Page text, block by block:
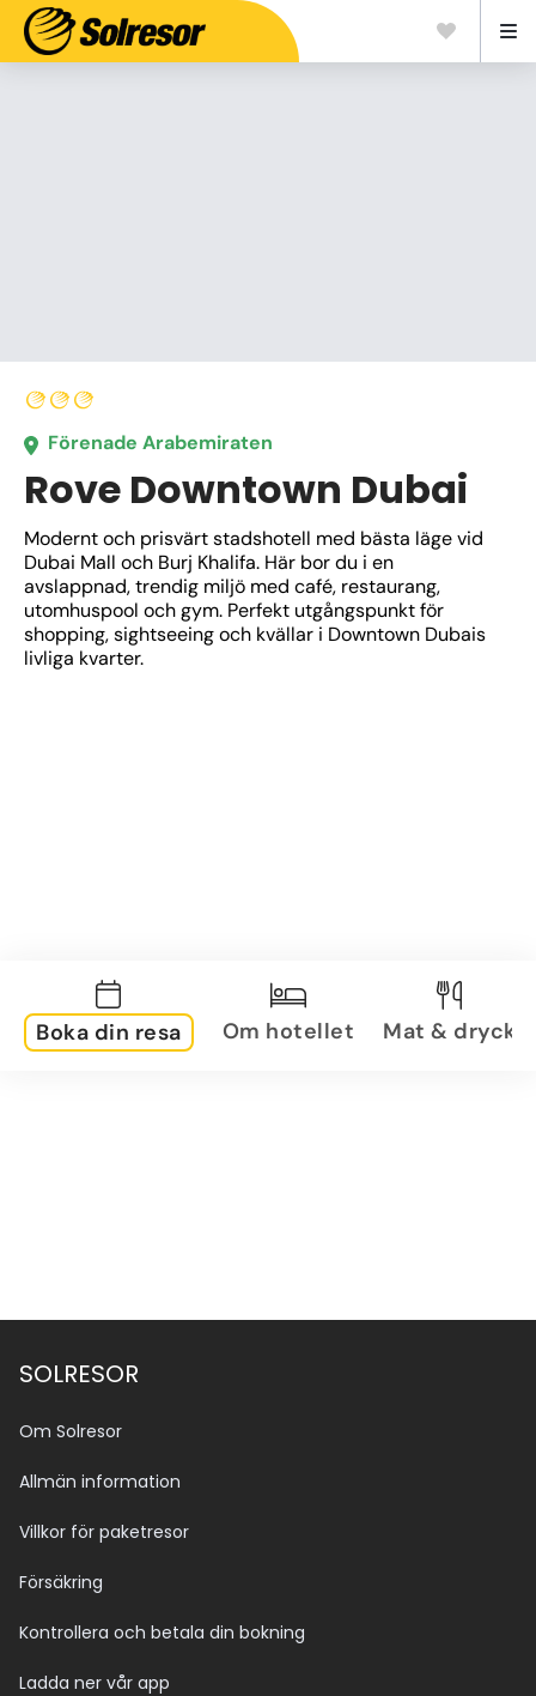
Förenade Arabemiraten
Rove Downtown Dubai
Modernt och prisvärt stadshotell med bästa läge vid
Dubai Mall och Burj Khalifa. Här bor du i en
avslappnad, trendig miljö med café, restaurang,
utomhuspool och gym. Perfekt utgångspunkt för
shopping, sightseeing och kvällar i Downtown Dubais
livliga kvarter.
Boka din resa Om hotellet Mat & dryck
SOLRESOR
Om Solresor
Allmän information
Villkor för paketresor
Försäkring
Kontrollera och betala din bokning
Ladda ner vår app